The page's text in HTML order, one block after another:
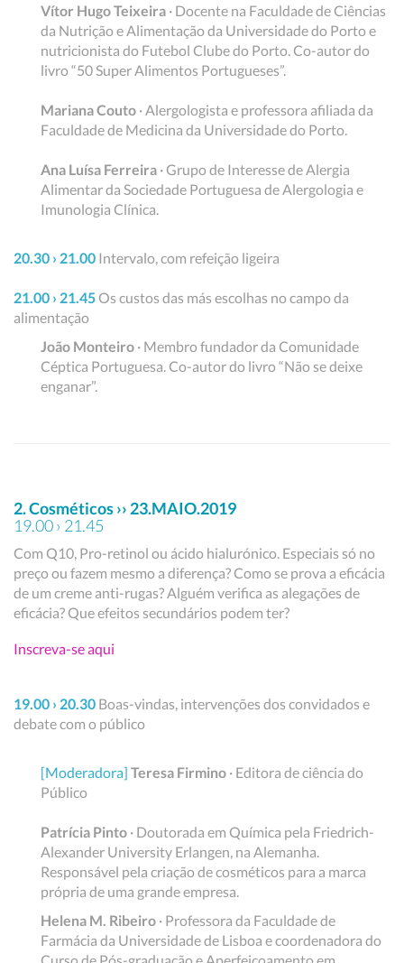
Vítor Hugo Teixeira · Docente na Faculdade de Ciências
da Nutrição e Alimentação da Universidade do Porto e
nutricionista do Futebol Clube do Porto. Co-autor do
livro “50 Super Alimentos Portugueses”.
Mariana Couto · Alergologista e professora afiliada da
Faculdade de Medicina da Universidade do Porto.
Ana Luísa Ferreira · Grupo de Interesse de Alergia
Alimentar da Sociedade Portuguesa de Alergologia e
Imunologia Clínica.
20.30 › 21.00 Intervalo, com refeição ligeira
21.00 › 21.45 Os custos das más escolhas no campo da
alimentação
João Monteiro · Membro fundador da Comunidade
Céptica Portuguesa. Co-autor do livro “Não se deixe
enganar”.
2. Cosméticos ›› 23.MAIO.2019
19.00 › 21.45
Com Q10, Pro-retinol ou ácido hialurónico. Especiais só no
preço ou fazem mesmo a diferença? Como se prova a eficácia
de um creme anti-rugas? Alguém verifica as alegações de
eficácia? Que efeitos secundários podem ter?
Inscreva-se aqui
19.00 › 20.30 Boas-vindas, intervenções dos convidados e
debate com o público
[Moderadora] Teresa Firmino · Editora de ciência do
Público
Patrícia Pinto · Doutorada em Química pela Friedrich-
Alexander University Erlangen, na Alemanha.
Responsável pela criação de cosméticos para a marca
própria de uma grande empresa.
Helena M. Ribeiro · Professora da Faculdade de
Farmácia da Universidade de Lisboa e coordenadora do